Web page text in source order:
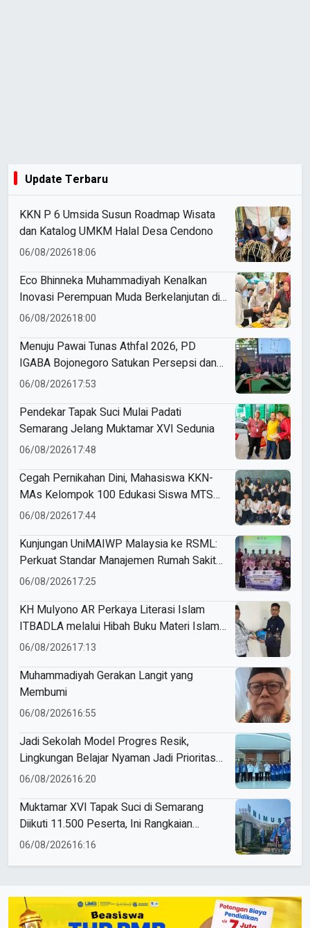
Update Terbaru
KKN P 6 Umsida Susun Roadmap Wisata
dan Katalog UMKM Halal Desa Cendono
06/08/202618:06
Eco Bhinneka Muhammadiyah Kenalkan
Inovasi Perempuan Muda Berkelanjutan di
Muktamar Nasyiatul Aisyiyah
06/08/202618:00
Menuju Pawai Tunas Athfal 2026, PD
IGABA Bojonegoro Satukan Persepsi dan
Utamakan Keselamatan Anak
06/08/202617:53
Pendekar Tapak Suci Mulai Padati
Semarang Jelang Muktamar XVI Sedunia
06/08/202617:48
Cegah Pernikahan Dini, Mahasiswa KKN-
MAs Kelompok 100 Edukasi Siswa MTS
Miftahul Ulum Tawangsari
06/08/202617:44
Kunjungan UniMAIWP Malaysia ke RSML:
Perkuat Standar Manajemen Rumah Sakit
Syariah
06/08/202617:25
KH Mulyono AR Perkaya Literasi Islam
ITBADLA melalui Hibah Buku Materi Islam
5 Jilid
06/08/202617:13
Muhammadiyah Gerakan Langit yang
Membumi
06/08/202616:55
Jadi Sekolah Model Progres Resik,
Lingkungan Belajar Nyaman Jadi Prioritas
Smamio Gresik
06/08/202616:20
Muktamar XVI Tapak Suci di Semarang
Diikuti 11.500 Peserta, Ini Rangkaian
Agendanya
06/08/202616:16